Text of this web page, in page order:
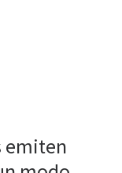
emiten